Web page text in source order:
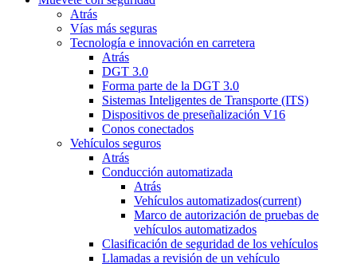
Atrás
Vías más seguras
Tecnología e innovación en carretera
Atrás
DGT 3.0
Forma parte de la DGT 3.0
Sistemas Inteligentes de Transporte (ITS)
Dispositivos de preseñalización V16
Conos conectados
Vehículos seguros
Atrás
Conducción automatizada
Atrás
Vehículos automatizados(current)
Marco de autorización de pruebas de
vehículos automatizados
Clasificación de seguridad de los vehículos
Llamadas a revisión de un vehículo